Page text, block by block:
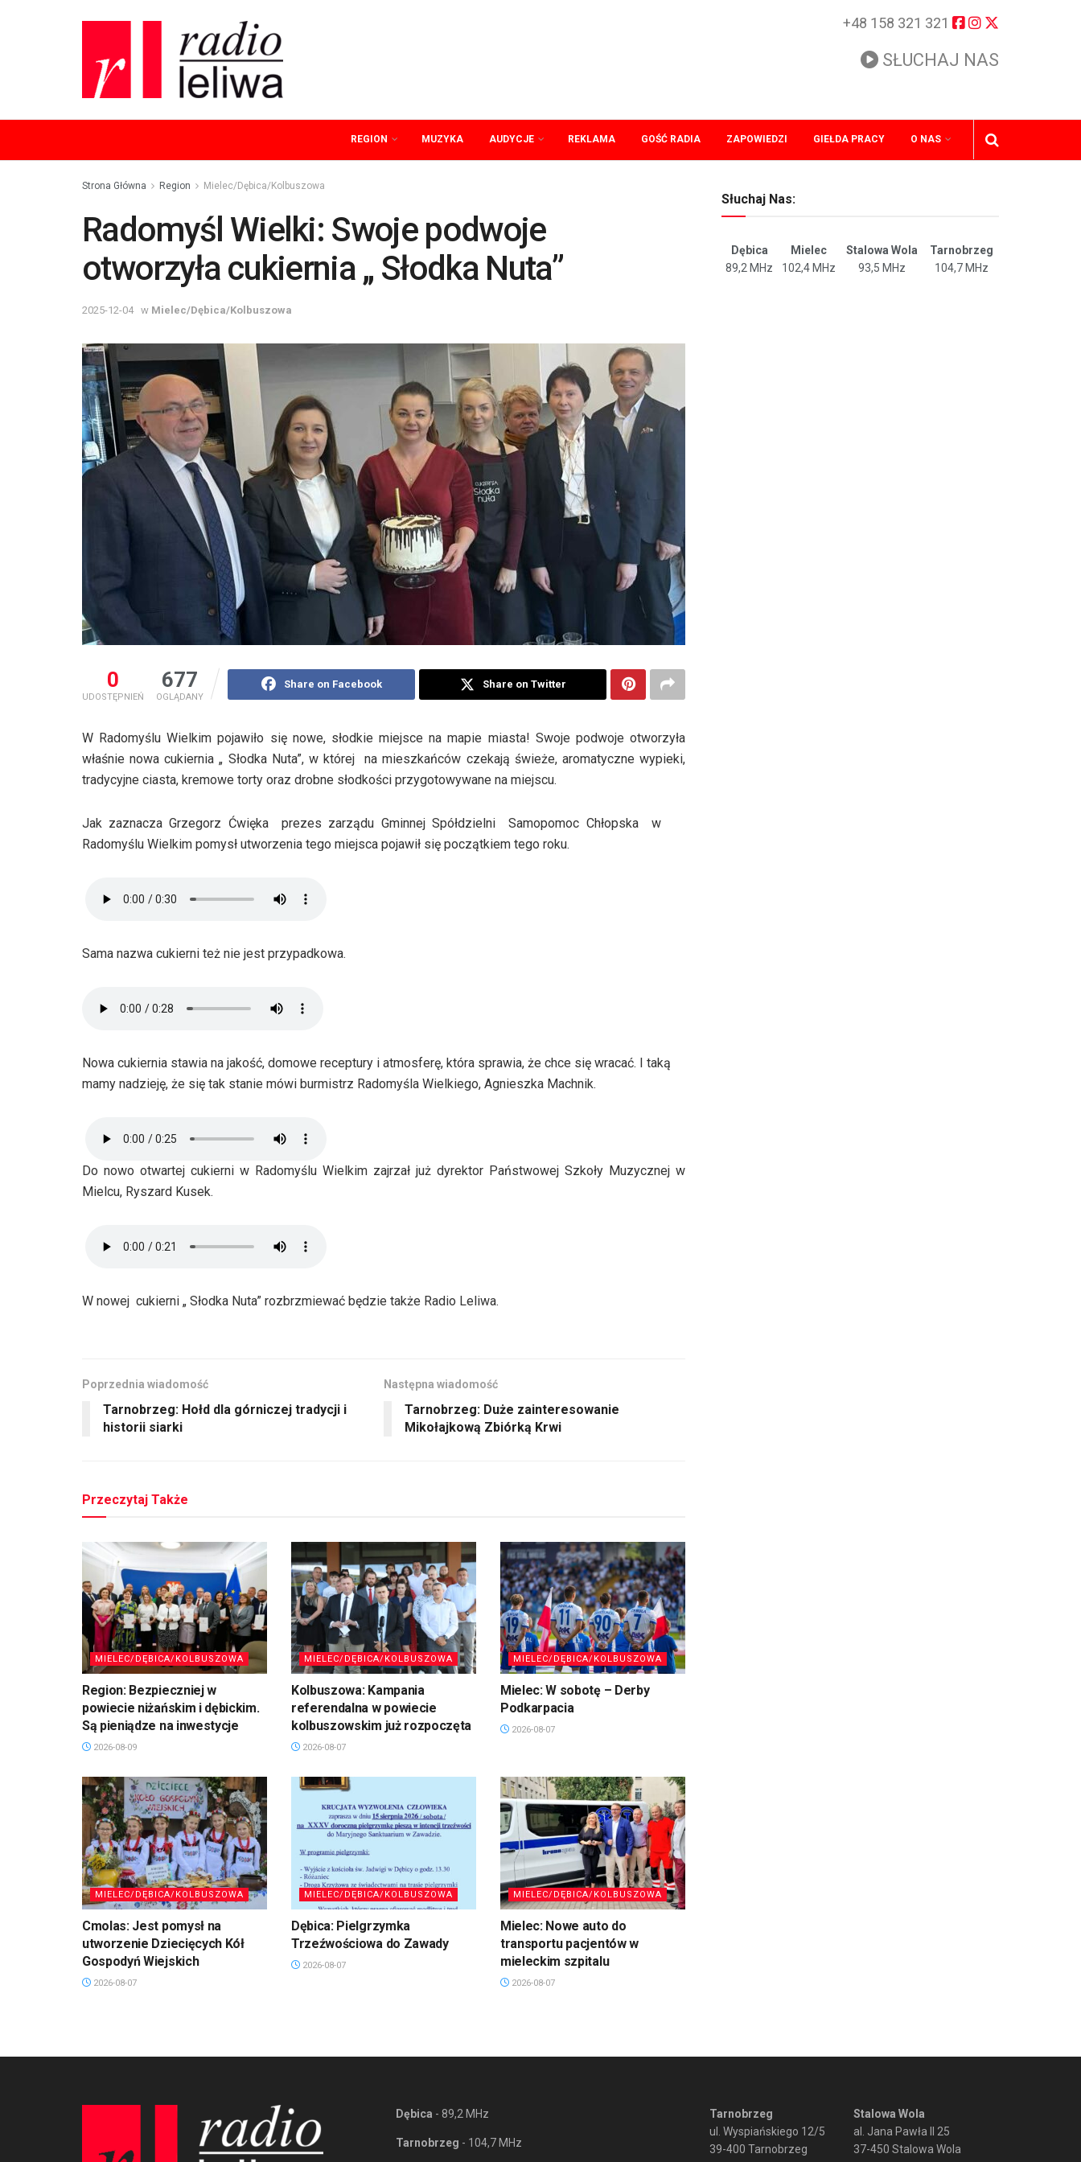
+48 158 321 321
SŁUCHAJ NAS
REGION MUZYKA AUDYCJE REKLAMA GOŚĆ RADIA ZAPOWIEDZI GIEŁDA PRACY O NAS
Strona Główna Region Mielec/Dębica/Kolbuszowa
Radomyśl Wielki: Swoje podwoje
otworzyła cukiernia „ Słodka Nuta”
2025-12-04 w Mielec/Dębica/Kolbuszowa
0
UDOSTĘPNIEŃ
677
OGLĄDANY
Share on Facebook Share on Twitter
W Radomyślu Wielkim pojawiło się nowe, słodkie miejsce na mapie miasta! Swoje podwoje otworzyła
właśnie nowa cukiernia „ Słodka Nuta”, w której na mieszkańców czekają świeże, aromatyczne wypieki,
tradycyjne ciasta, kremowe torty oraz drobne słodkości przygotowywane na miejscu.
Jak zaznacza Grzegorz Ćwięka prezes zarządu Gminnej Spółdzielni Samopomoc Chłopska w
Radomyślu Wielkim pomysł utworzenia tego miejsca pojawił się początkiem tego roku.
Sama nazwa cukierni też nie jest przypadkowa.
Nowa cukiernia stawia na jakość, domowe receptury i atmosferę, która sprawia, że chce się wracać. I taką
mamy nadzieję, że się tak stanie mówi burmistrz Radomyśla Wielkiego, Agnieszka Machnik.
Do nowo otwartej cukierni w Radomyślu Wielkim zajrzał już dyrektor Państwowej Szkoły Muzycznej w
Mielcu, Ryszard Kusek.
W nowej cukierni „ Słodka Nuta” rozbrzmiewać będzie także Radio Leliwa.
Poprzednia wiadomość
Tarnobrzeg: Hołd dla górniczej tradycji i
historii siarki
Następna wiadomość
Tarnobrzeg: Duże zainteresowanie
Mikołajkową Zbiórką Krwi
Przeczytaj Także
MIELEC/DĘBICA/KOLBUSZOWA
Region: Bezpieczniej w
powiecie niżańskim i dębickim.
Są pieniądze na inwestycje
2026-08-09
MIELEC/DĘBICA/KOLBUSZOWA
Kolbuszowa: Kampania
referendalna w powiecie
kolbuszowskim już rozpoczęta
2026-08-07
MIELEC/DĘBICA/KOLBUSZOWA
Mielec: W sobotę – Derby
Podkarpacia
2026-08-07
MIELEC/DĘBICA/KOLBUSZOWA
Cmolas: Jest pomysł na
utworzenie Dziecięcych Kół
Gospodyń Wiejskich
2026-08-07
MIELEC/DĘBICA/KOLBUSZOWA
Dębica: Pielgrzymka
Trzeźwościowa do Zawady
2026-08-07
MIELEC/DĘBICA/KOLBUSZOWA
Mielec: Nowe auto do
transportu pacjentów w
mieleckim szpitalu
2026-08-07
Słuchaj Nas:
Dębica Mielec Stalowa Wola
Tarnobrzeg
89,2 MHz
102,4 MHz 93,5 MHz 104,7 MHz
Dębica - 89,2 MHz
Tarnobrzeg - 104,7 MHz
Tarnobrzeg
ul. Wyspiańskiego 12/5
39-400 Tarnobrzeg
Stalowa Wola
al. Jana Pawła II 25
37-450 Stalowa Wola